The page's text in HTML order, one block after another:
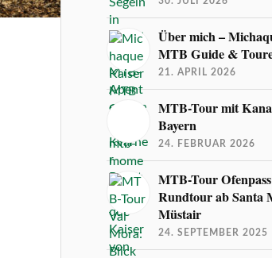
Über mich –
MTB Guide &
21. APRIL 2026
MTB-Tour mit
Bayern
24. FEBRUAR 2026
MTB-Tour
Rundtour ab Santa
Müstair
24. SEPTEMBER 2025